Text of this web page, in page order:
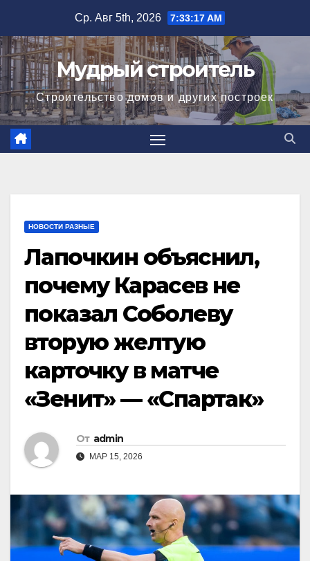
содержимому
Ср. Авг 5th, 2026 7:33:18 AM
Мудрый строитель
Строительство домов и других построек
НОВОСТИ РАЗНЫЕ
Лапочкин объяснил,
почему Карасев не
показал Соболеву
вторую желтую
карточку в матче
«Зенит» — «Спартак»
От admin
МАР 15, 2026